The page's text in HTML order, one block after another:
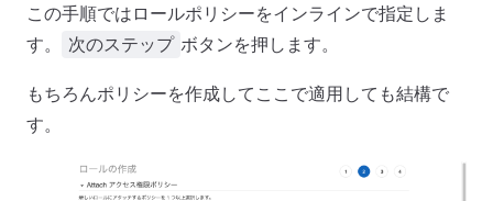
この手順ではロールポリシーをインラインで指定しま
す。
次のステップ ボタンを押します。
もちろんポリシーを作成してここで適用しても結構で
す。